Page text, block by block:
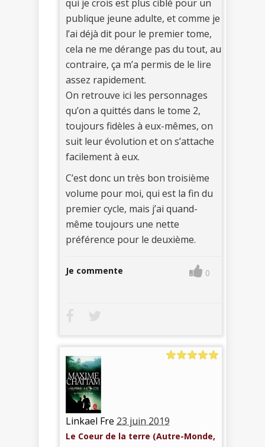
qui je crois est plus ciblé pour un
publique jeune adulte, et comme je
l’ai déjà dit pour le premier tome,
cela ne me dérange pas du tout, au
contraire, ça m’a permis de le lire
assez rapidement.
On retrouve ici les personnages
qu’on a quittés dans le tome 2,
toujours fidèles à eux-mêmes, on
suit leur évolution et on s’attache
facilement à eux.
C’est donc un très bon troisième
volume pour moi, qui est la fin du
premier cycle, mais j’ai quand-
même toujours une nette
préférence pour le deuxième.
Je commente 0
Linkael Fre 23 juin 2019
Le Coeur de la terre (Autre-Monde,